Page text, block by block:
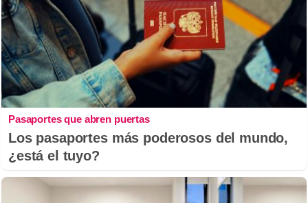
Pasaportes que abren puertas
Los pasaportes más poderosos del mundo,
¿está el tuyo?